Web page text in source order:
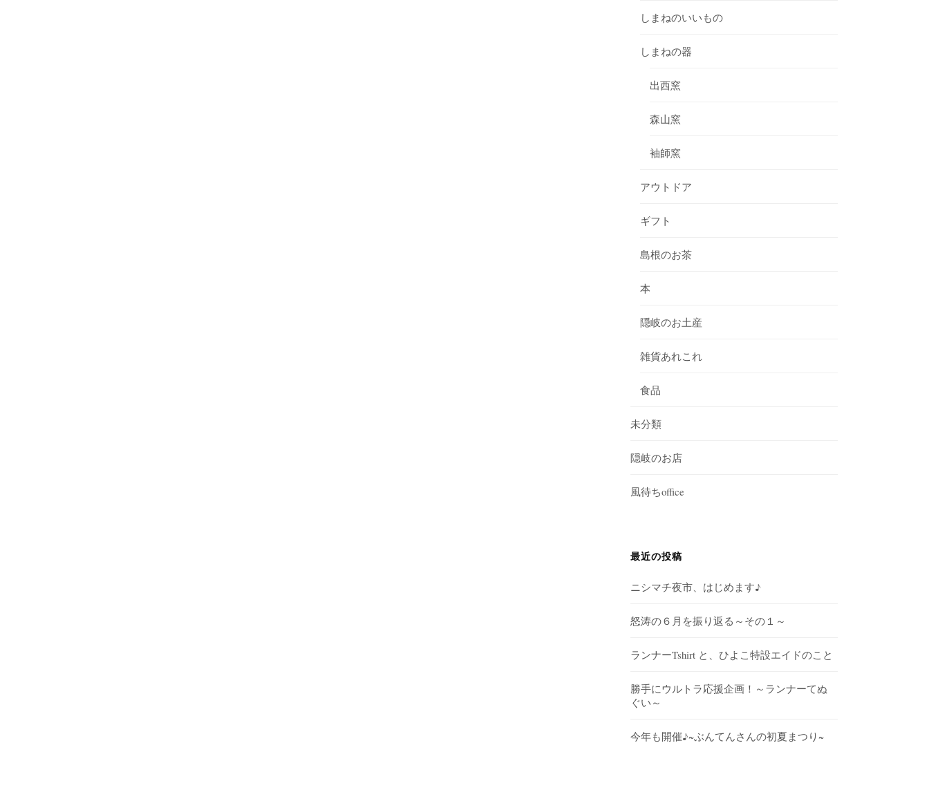
しまねのいいもの
しまねの器
出西窯
森山窯
袖師窯
アウトドア
ギフト
島根のお茶
本
隠岐のお土産
雑貨あれこれ
食品
未分類
隠岐のお店
風待ちoffice
最近の投稿
ニシマチ夜市、はじめます♪
怒涛の６月を振り返る～その１～
ランナーTshirt と、ひよこ特設エイドのこと
勝手にウルトラ応援企画！～ランナーてぬ
ぐい～
今年も開催♪~ぶんてんさんの初夏まつり~